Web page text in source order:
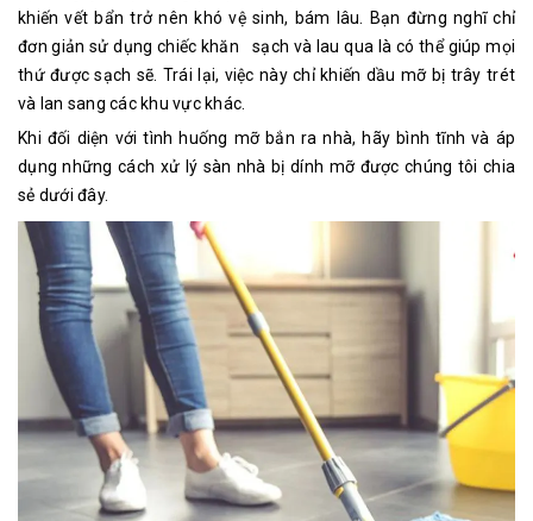
khiến vết bẩn trở nên khó vệ sinh, bám lâu. Bạn đừng nghĩ chỉ
đơn giản sử dụng chiếc khăn sạch và lau qua là có thể giúp mọi
thứ được sạch sẽ. Trái lại, việc này chỉ khiến dầu mỡ bị trây trét
và lan sang các khu vực khác.
Khi đối diện với tình huống mỡ bắn ra nhà, hãy bình tĩnh và áp
dụng những cách xử lý sàn nhà bị dính mỡ được chúng tôi chia
sẻ dưới đây.